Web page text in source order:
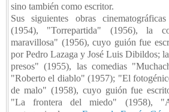
sino también como escritor.
Sus siguientes obras
(1954), "Torrepartida" (1956), la
maravillosa" (1956), cuyo guión fue
por Pedro Lazaga y José Luis Dibildos;
presos" (1955), las comedias
"Roberto el diablo" (1957); "El
de malo" (1958), cuyo guión fue
"La frontera del miedo" (1958),